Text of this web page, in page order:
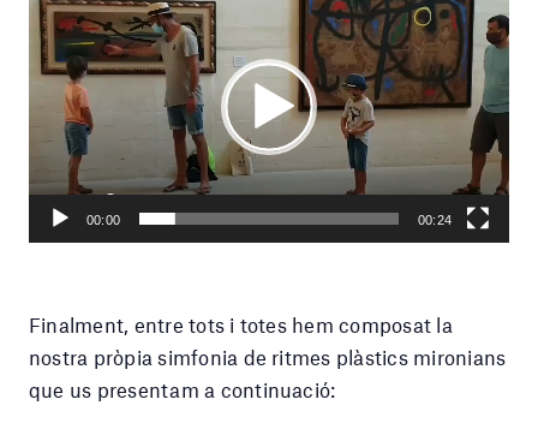
de
vídeo
00:00 00:24
Play
Play
Seek
Current
time
00:24
Toggle
Mute
Toggle
Finalment, entre tots i totes hem composat la
nostra pròpia simfonia de ritmes plàstics mironians
que us presentam a continuació: